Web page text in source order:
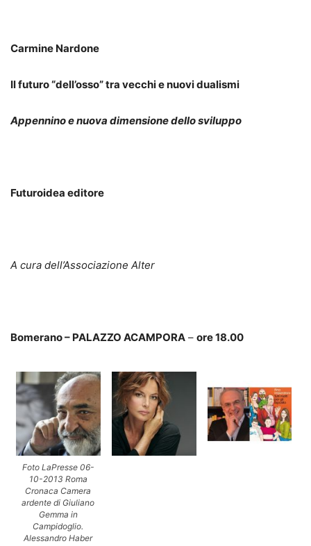
Carmine Nardone
Il futuro “dell’osso” tra vecchi e nuovi dualismi
Appennino e nuova dimensione dello sviluppo
Futuroidea editore
A cura dell’Associazione Alter
Bomerano – PALAZZO ACAMPORA – ore 18.00
Foto LaPresse 06-
10-2013 Roma
Cronaca Camera
ardente di Giuliano
Gemma in
Campidoglio.
Alessandro Haber